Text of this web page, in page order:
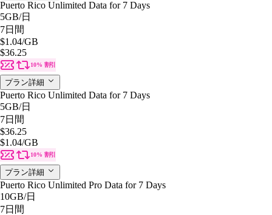
Puerto Rico Unlimited Data for 7 Days
5GB/日
7日間
$1.04/GB
$36.25
10% 割引
プラン詳細
Puerto Rico Unlimited Data for 7 Days
5GB/日
7日間
$36.25
$1.04/GB
10% 割引
プラン詳細
Puerto Rico Unlimited Pro Data for 7 Days
10GB/日
7日間